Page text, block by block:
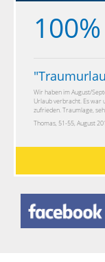
100%
"
Wir haben im August/
Urlaub verbracht. Es war
zufrieden. Traumlage,
Thomas, 51-55, August